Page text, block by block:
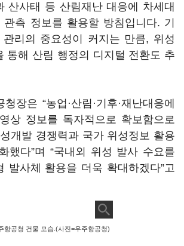
산사태 등 산림재난 대응에 차세대
측 정보를 활용할 방침입니다. 기
리의 중요성이 커지는 만큼, 위성
통해 산림 행정의 디지털 전환도 추
장은 “농업·산림·기후·재난대응에
상 정보를 독자적으로 확보함으로
개발 경쟁력과 국가 위성정보 활용
했다”며 “국내외 위성 발사 수요를
발사체 활용을 더욱 확대하겠다”고
항공청 건물 모습.(사진=우주항공청)